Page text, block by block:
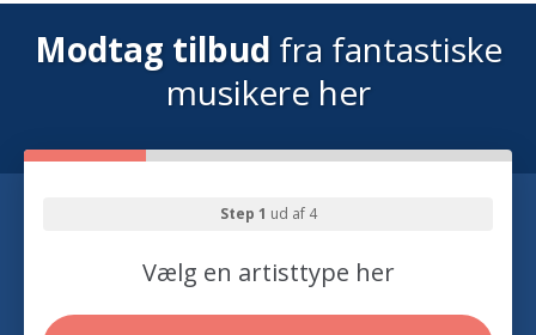
Modtag tilbud fra fantastiske
musikere her
Step 1 ud af 4
Vælg en artisttype her